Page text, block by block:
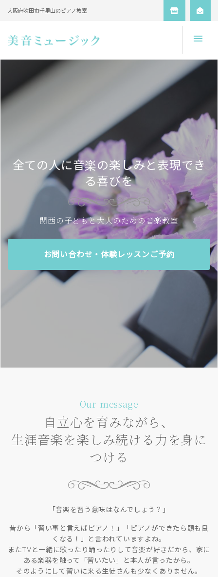
大阪府吹田市千里山のピアノ教室
全ての人に音楽の楽しみと表現でき
る喜びを
関西の子どもと大人のための音楽教室
お問い合わせ・体験レッスンご予約
Our message
自立心を育みながら、
生涯音楽を楽しみ続ける力を身に
つける
「音楽を習う意味はなんでしょう？」
昔から「習い事と言えばピアノ！」「ピアノができたら頭も良
くなる！」と言われていますよね。
またTVと一緒に歌ったり踊ったりして音楽が好きだから、家に
ある楽器を触って「習いたい」と本人が言ったから。
そのようにして習いに来る生徒さんも少なくありません。